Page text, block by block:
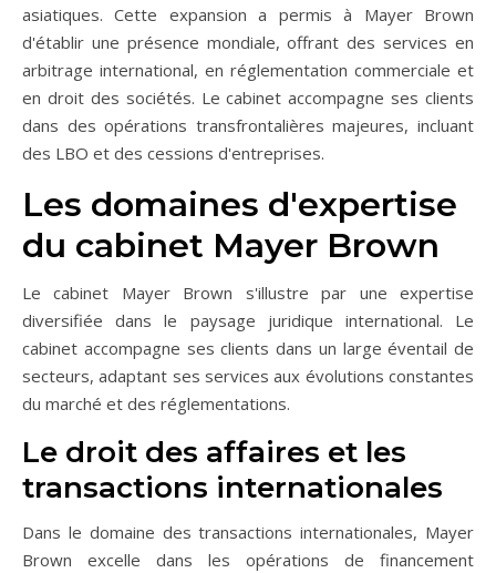
asiatiques. Cette expansion a permis à Mayer Brown
d'établir une présence mondiale, offrant des services en
arbitrage international, en réglementation commerciale et
en droit des sociétés. Le cabinet accompagne ses clients
dans des opérations transfrontalières majeures, incluant
des LBO et des cessions d'entreprises.
Les domaines d'expertise
du cabinet Mayer Brown
Le cabinet Mayer Brown s'illustre par une expertise
diversifiée dans le paysage juridique international. Le
cabinet accompagne ses clients dans un large éventail de
secteurs, adaptant ses services aux évolutions constantes
du marché et des réglementations.
Le droit des affaires et les
transactions internationales
Dans le domaine des transactions internationales, Mayer
Brown excelle dans les opérations de financement